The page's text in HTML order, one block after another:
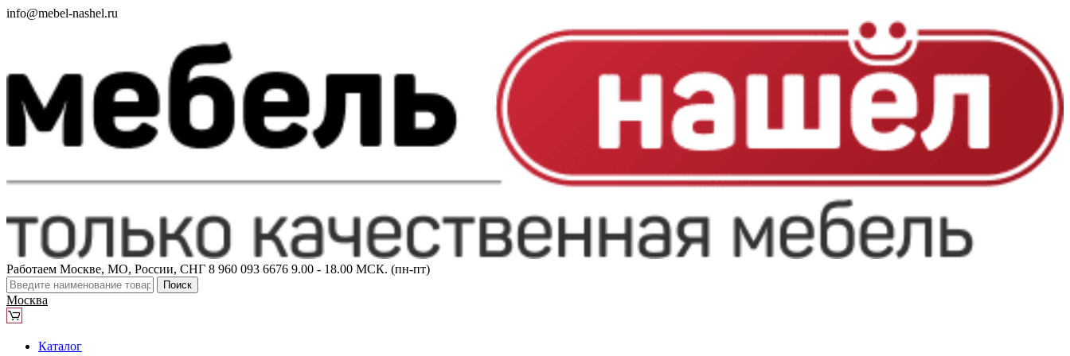
info@mebel-nashel.ru
Работаем Москве, МО, России, СНГ 8 960 093 6676 9.00 - 18.00 МСК. (пн-пт)
Поиск
Москва
Каталог